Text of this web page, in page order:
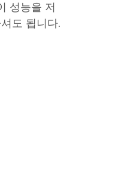
성능을 저
도 됩니다.